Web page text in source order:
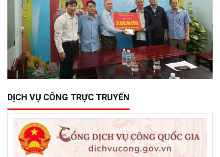
15/12/2025
Sở Xây dựng tổ chức trao 500 triệu đồng hỗ trợ 10 xã,
phường phía đông tỉnh Đắk Lắk bị thiệt hại do lũ lụt
DỊCH VỤ CÔNG TRỰC TRUYẾN